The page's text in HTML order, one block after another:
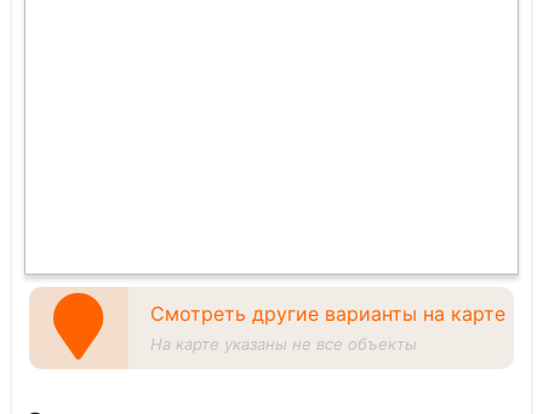
Смотреть другие варианты на карте
На карте указаны не все объекты